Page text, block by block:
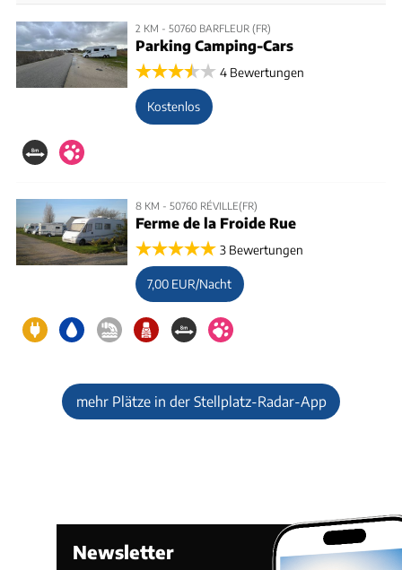
2 KM - 50760 BARFLEUR (FR)
Parking Camping-Cars
4 Bewertungen
Kostenlos
8 KM - 50760 RÉVILLE(FR)
Ferme de la Froide Rue
3 Bewertungen
7,00 EUR/Nacht
mehr Plätze in der Stellplatz-Radar-App
Newsletter